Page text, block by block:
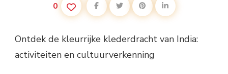
0
Ontdek de kleurrijke klederdracht van India:
activiteiten en cultuurverkenning